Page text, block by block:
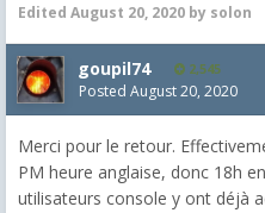
Edited August 20, 2020 by solon
goupil74 2,545
Posted August 20, 2020
Merci pour le retour.
PM heure anglaise, donc 18h
utilisateurs console y ont déjà